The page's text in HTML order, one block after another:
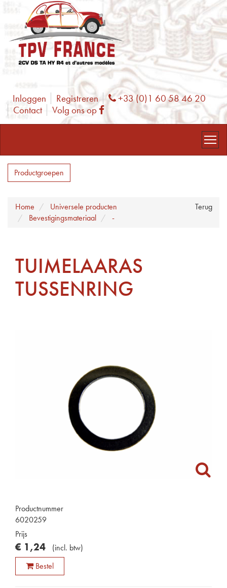
Inloggen Registreren Phone
+33 (0)1 60 58 46 20
Contact
Volg ons op Facebook
Productgroepen
Terug
Home
Universele producten
Bevestigingsmateriaal
-
TUIMELAARAS
TUSSENRING
Productnummer
6020259
Prijs
€ 1,24 (incl. btw)
Bestel